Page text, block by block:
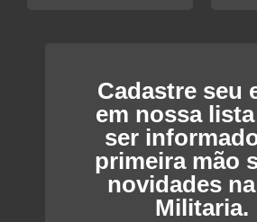
Cadastre seu
em nossa
ser
primeira mão
novidades
Militaria.